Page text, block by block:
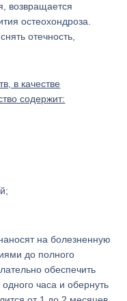
возвращается
остеохондроза.
отечность,
в качестве
содержит:
на болезненную
до полного
обеспечить
часа и обернуть